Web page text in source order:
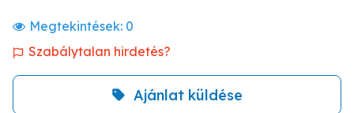
Megtekintések: 0
Szabálytalan hirdetés?
Ajánlat küldése